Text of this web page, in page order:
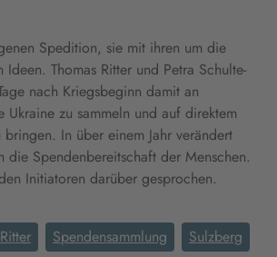
Spedition, sie mit ihren um die
Ideen. Thomas Ritter und Petra Schulte-
nach Kriegsbeginn damit an
Ukraine zu sammeln und auf direktem
In über einem Jahr verändert
Spendenbereitschaft der Menschen.
Initiatoren darüber gesprochen.
Spendensammlung
Sulzberg